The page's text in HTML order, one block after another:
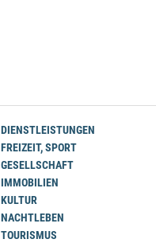
DIENSTLEISTUNGEN
FREIZEIT, SPORT
GESELLSCHAFT
IMMOBILIEN
KULTUR
NACHTLEBEN
TOURISMUS